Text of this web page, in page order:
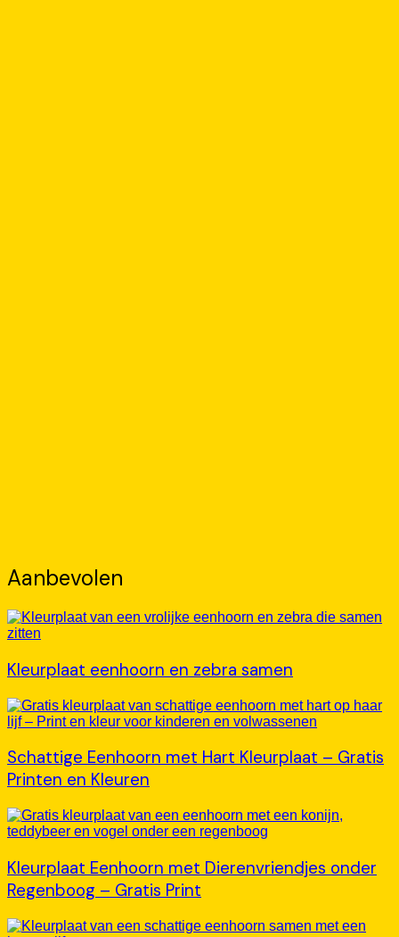
Aanbevolen
Kleurplaat eenhoorn en zebra samen
Schattige Eenhoorn met Hart Kleurplaat – Gratis
Printen en Kleuren
Kleurplaat Eenhoorn met Dierenvriendjes onder
Regenboog – Gratis Print